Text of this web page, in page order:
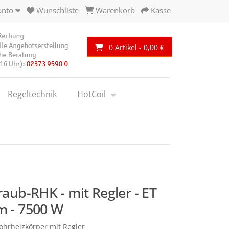
Wunschliste Warenkorb Kasse
0 Artikel - 0,00 €
Regeltechnik HotCoil
RHK - mit Regler - ET
- 7500 W
mit Regler